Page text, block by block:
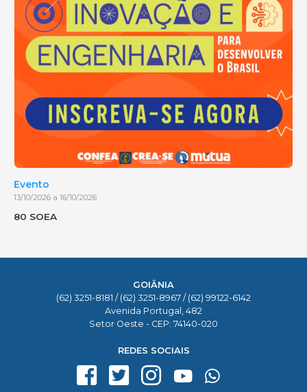
Evento
13/10/2026 a 16/10/2026
80 SOEA
GOIÂNIA
(62) 3251-8181 / (62) 3251-8967 / (62) 99122-6142
Avenida Portugal, 482
Setor Oeste - CEP: 74140-020
REDES SOCIAIS